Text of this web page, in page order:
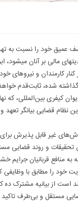
عمیق خود را نسبت به
مالی بر آنان میشود،
کنار کارمندان و
شده، ثابت‌قدم
کیفری بین‌المللى،
غیر قابل پذیرش
تحقیقات و روند قضایی
به منافع قربانیان
خود را مطابق با
است از بیانیه مشترک
مستقل و بی‌طرف